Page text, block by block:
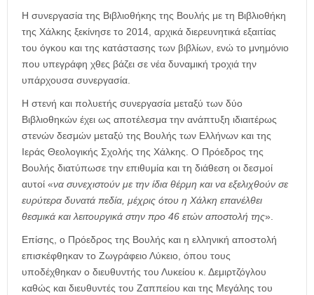
Η συνεργασία της Βιβλιοθήκης της Βουλής με τη Βιβλιοθήκη
της Χάλκης ξεκίνησε το 2014, αρχικά διερευνητικά εξαιτίας
του όγκου και της κατάστασης των βιβλίων, ενώ το μνημόνιο
που υπεγράφη χθες βάζει σε νέα δυναμική τροχιά την
υπάρχουσα συνεργασία.
Η στενή και πολυετής συνεργασία μεταξύ των δύο
Βιβλιοθηκών έχει ως αποτέλεσμα την ανάπτυξη ιδιαιτέρως
στενών δεσμών μεταξύ της Βουλής των Ελλήνων και της
Ιεράς Θεολογικής Σχολής της Χάλκης. Ο Πρόεδρος της
Βουλής διατύπωσε την επιθυμία και τη διάθεση οι δεσμοί
αυτοί «να συνεχιστούν με την ίδια θέρμη και να εξελιχθούν σε
ευρύτερα δυνατά πεδία, μέχρις ότου η Χάλκη επανέλθει
θεσμικά και λειτουργικά στην προ 46 ετών αποστολή της».
Επίσης, ο Πρόεδρος της Βουλής και η ελληνική αποστολή
επισκέφθηκαν το Ζωγράφειο Λύκειο, όπου τους
υποδέχθηκαν ο διευθυντής του Λυκείου κ. Δεμιρτζόγλου
καθώς και διευθυντές του Ζαππείου και της Μεγάλης του